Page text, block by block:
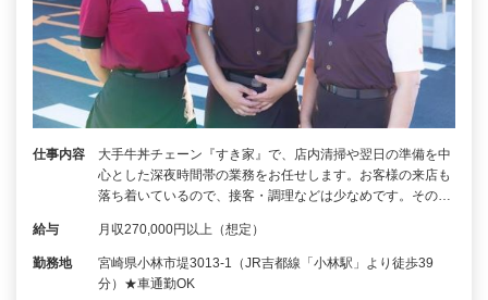
仕事内容
大手牛丼チェーン『すき家』で、店内清掃や翌日の準備を中
心とした深夜時間帯の業務をお任せします。お客様の来店も
落ち着いているので、接客・調理などは少なめです。その…
給与 月収270,000円以上（想定）
勤務地
宮崎県小林市堤3013-1（JR吉都線「小林駅」より徒歩39
分）★車通勤OK